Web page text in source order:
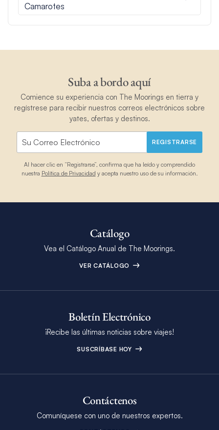
Camarotes
Suba a bordo aquí
Comience su experiencia con The Moorings en tierra y
regístrese para recibir nuestros correos electrónicos sobre
yates, ofertas y destinos.
REGISTRARSE
Al hacer clic en “Registrarse”, confirma que ha leído y comprendido
nuestra Política de Privacidad y acepta nuestro uso de su información.
Catálogo
Vea el Catálogo Anual de The Moorings.
VER CATÁLOGO
Boletín Electrónico
¡Recibe las últimas noticias sobre viajes!
SUSCRÍBASE HOY
Contáctenos
Comuníquese con uno de nuestros expertos.